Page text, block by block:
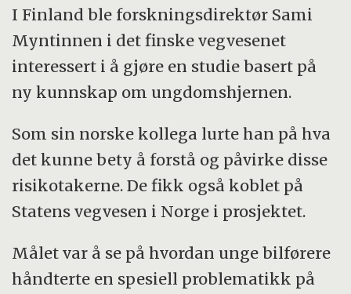
I Finland ble forskningsdirektør Sami
Myntinnen i det finske vegvesenet
interessert i å gjøre en studie basert på
ny kunnskap om ungdomshjernen.
Som sin norske kollega lurte han på hva
det kunne bety å forstå og påvirke disse
risikotakerne. De fikk også koblet på
Statens vegvesen i Norge i prosjektet.
Målet var å se på hvordan unge bilførere
håndterte en spesiell problematikk på